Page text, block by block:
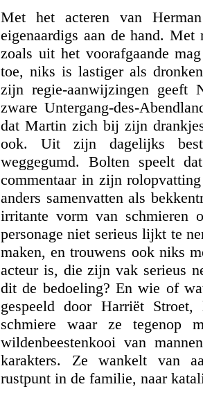
Met het acteren van
eigenaardigs aan de hand.
zoals uit het voorafgaande
toe, niks is lastiger als
zijn regie-aanwijzingen geeft
zware Untergang-des-
dat Martin zich bij zijn
ook. Uit zijn dagelijks
weggegumd. Bolten speelt
commentaar in zijn
anders samenvatten als
irritante vorm van
personage niet serieus lijkt te
maken, en trouwens ook niks
acteur is, die zijn vak serieus
dit de bedoeling? En wie of
gespeeld door Harriët
schmiere waar ze tegenop
wildenbeestenkooi van
karakters. Ze wankelt van
rustpunt in de familie, naar